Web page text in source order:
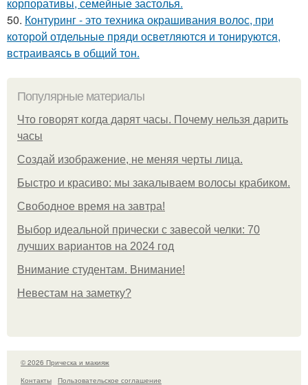
50. Контуринг - это техника окрашивания волос, при
которой отдельные пряди осветляются и тонируются,
встраиваясь в общий тон.
Популярные материалы
Что говорят когда дарят часы. Почему нельзя дарить
часы
Создай изображение, не меняя черты лица.
Быстро и красиво: мы закалываем волосы крабиком.
Свободное время на завтра!
Выбор идеальной прически с завесой челки: 70
лучших вариантов на 2024 год
Внимание студентам. Внимание!
Невестам на заметку?
© 2026 Прическа и макияж
Контакты
Пользовательское соглашение